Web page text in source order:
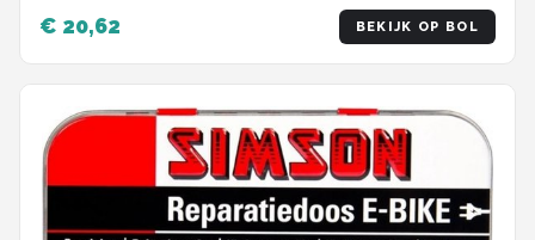
€ 20,62 BEKIJK OP BOL